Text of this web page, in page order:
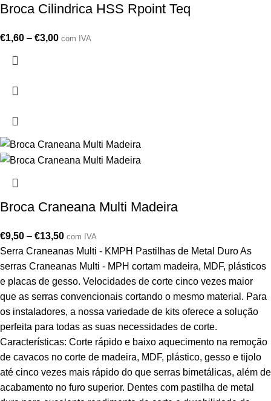
Broca Cilindrica HSS Rpoint Teq
€1,60 – €3,00 com IVA
Broca Craneana Multi Madeira
€9,50 – €13,50 com IVA
Serra Craneanas Multi - KMPH Pastilhas de Metal Duro As
serras Craneanas Multi - MPH cortam madeira, MDF, plásticos
e placas de gesso. Velocidades de corte cinco vezes maior
que as serras convencionais cortando o mesmo material. Para
os instaladores, a nossa variedade de kits oferece a solução
perfeita para todas as suas necessidades de corte.
Características: Corte rápido e baixo aquecimento na remoção
de cavacos no corte de madeira, MDF, plástico, gesso e tijolo
até cinco vezes mais rápido do que serras bimetálicas, além de
acabamento no furo superior. Dentes com pastilha de metal